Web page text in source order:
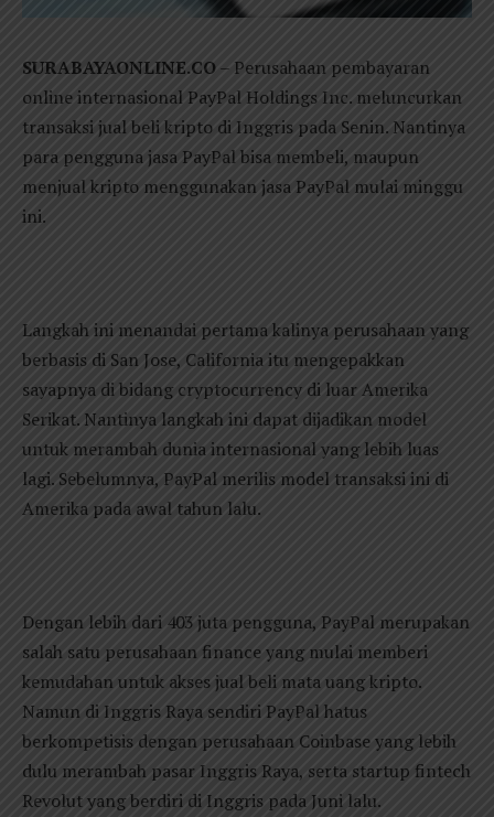
SURABAYAONLINE.CO– Perusahaan pembayaran
online internasional PayPal Holdings Inc. meluncurkan
transaksi jual beli kripto di Inggris pada Senin. Nantinya
para pengguna jasa PayPal bisa membeli, maupun
menjual kripto menggunakan jasa PayPal mulai minggu
ini.
Langkah ini menandai pertama kalinya perusahaan yang
berbasis di San Jose, California itu mengepakkan
sayapnya di bidang cryptocurrency di luar Amerika
Serikat. Nantinya langkah ini dapat dijadikan model
untuk merambah dunia internasional yang lebih luas
lagi. Sebelumnya, PayPal merilis model transaksi ini di
Amerika pada awal tahun lalu.
Dengan lebih dari 403 juta pengguna, PayPal merupakan
salah satu perusahaan finance yang mulai memberi
kemudahan untuk akses jual beli mata uang kripto.
Namun di Inggris Raya sendiri PayPal hatus
berkompetisis dengan perusahaan Coinbase yang lebih
dulu merambah pasar Inggris Raya, serta startup fintech
Revolut yang berdiri di Inggris pada Juni lalu.